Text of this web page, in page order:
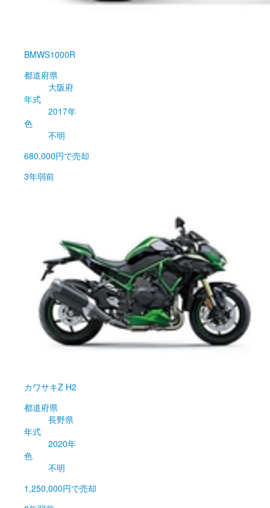
BMWS1000R
都道府県
大阪府
年式
2017年
色
不明
680,000円で売却
3年弱前
カワサキZ H2
都道府県
長野県
年式
2020年
色
不明
1,250,000円で売却